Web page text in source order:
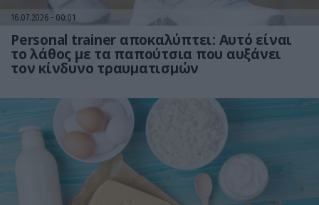
16.07.2026 00:01
Personal trainer αποκαλύπτει: Αυτό είναι
το λάθος με τα παπούτσια που αυξάνει
τον κίνδυνο τραυματισμών